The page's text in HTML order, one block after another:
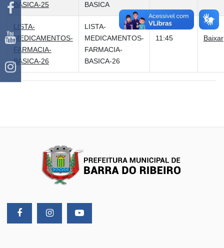
BASICA-25
BASICA
LISTA-
MEDICAMENTOS-
FARMACIA-
BASICA-26
LISTA-
MEDICAMENTOS-
FARMACIA-
BASICA-26
27/05/2026
11:45
Baixar